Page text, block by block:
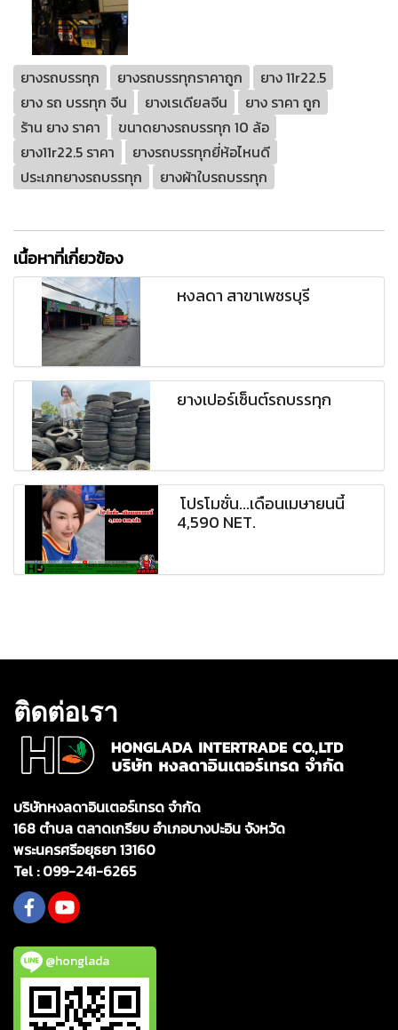
ยางรถบรรทุก ยางรถบรรทุกราคาถูก
ยาง 11r22.5
ยาง รถ บรรทุก จีน
ยางเรเดียลจีน
ยาง ราคา ถูก
ร้าน ยาง ราคา
ขนาดยางรถบรรทุก 10 ล้อ
ยาง11r22.5 ราคา
ยางรถบรรทุกยี่ห้อไหนดี
ประเภทยางรถบรรทุก
ยางผ้าใบรถบรรทุก
เนื้อหาที่เกี่ยวข้อง
หงลดา สาขาเพชรบุรี
ยางเปอร์เซ็นต์รถบรรทุก
โปรโมชั่น...เดือนเมษายนนี้
4,590 NET.
ติดต่อเรา
บริษัทหงลดาอินเตอร์เทรด จำกัด
168 ตำบล ตลาดเกรียบ อำเภอบางปะอิน จังหวัด
พระนครศรีอยุธยา 13160
Tel :099-241-6265
@honglada